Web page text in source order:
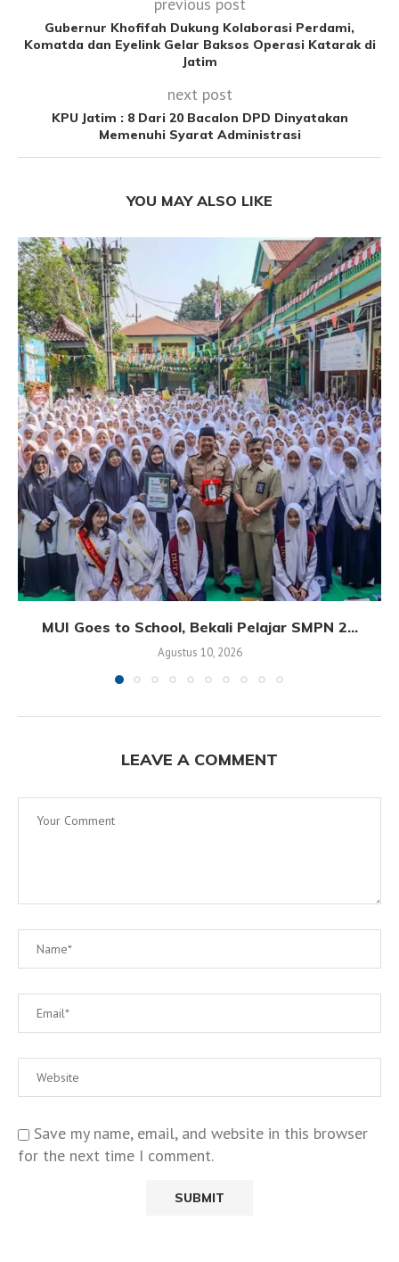
previous post
Gubernur Khofifah Dukung Kolaborasi Perdami,
Komatda dan Eyelink Gelar Baksos Operasi Katarak di
Jatim
next post
KPU Jatim : 8 Dari 20 Bacalon DPD Dinyatakan
Memenuhi Syarat Administrasi
YOU MAY ALSO LIKE
MUI Goes to School, Bekali Pelajar SMPN 2...
Agustus 10, 2026
LEAVE A COMMENT
Save my name, email, and website in this browser
for the next time I comment.